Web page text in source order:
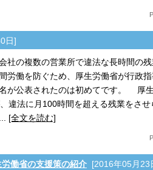
日]
社の複数の営業所で違法な長時間の
労働を防ぐため、厚生労働省が行政
が公表されたのは初めてです。 厚
違法に月100時間を超える残業をさせ
[全文を読む]
働省の支援策の紹介 [2016年05月23